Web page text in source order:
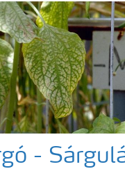
- egészséges
-